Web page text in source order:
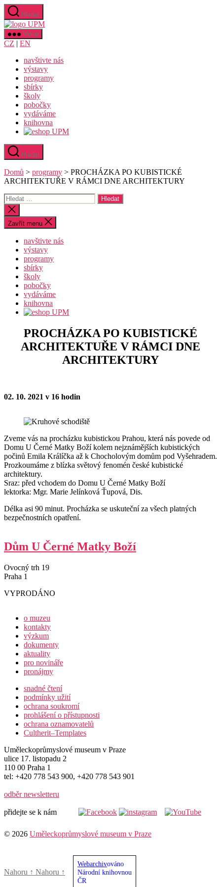
Přejít
obsahu
Hledat
Uměleckoprůmyslové
Menu
CZ | EN
navštivte nás
výstavy
programy
sbírky
školy
pobočky
vydáváme
knihovna
Hledat
Domů > programy > PROCHÁZKA PO KUBISTICKÉ
ARCHITEKTUŘE V RÁMCI DNE ARCHITEKTURY
Výsledky
vyhledávání:
Zavřít
vyhledávání
Zavřít menu
navštivte nás
výstavy
programy
sbírky
školy
pobočky
vydáváme
knihovna
PROCHÁZKA PO KUBISTICKÉ
ARCHITEKTUŘE V RÁMCI DNE
ARCHITEKTURY
02. 10. 2021 v 16 hodin
Zveme vás na procházku kubistickou Prahou, která nás povede od
Domu U Černé Matky Boží kolem nejznámějších kubistických
počinů Emila Králíčka až k Chocholovým domům pod Vyšehradem.
Prozkoumáme z blízka světový fenomén české kubistické
architektury.
Sraz: před vchodem do Domu U Černé Matky Boží
lektorka: Mgr. Marie Jelínková Ťupová, Dis.
Délka asi 90 minut. Procházka se uskuteční za všech platných
bezpečnostních opatření.
Dům U Černé Matky Boží
Ovocný trh 19
Praha 1
VYPRODÁNO
o muzeu
kontakty
výzkum
dokumenty
aktuality
pro novináře
pronájmy
snadné čtení
podmínky užití
ochrana soukromí
prohlášení o přístupnosti
ochrana oznamovatelů
Cultherit–Templates
Uměleckoprůmyslové museum v Praze
ulice 17. listopadu 2
110 00 Praha 1
tel: +420 778 543 900, +420 778 543 901
odběr newsletteru
přidejte se k nám
© 2026 Uměleckoprůmyslové museum v Praze
Nahoru ↑ Nahoru ↑
Webarchivováno
Národní knihovnou
ČR